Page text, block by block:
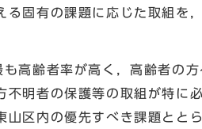
る固有の課題に応じた取組を
高齢者率が高く，高齢者の
不明者の保護等の取組が特に
山区内の優先すべき課題とと